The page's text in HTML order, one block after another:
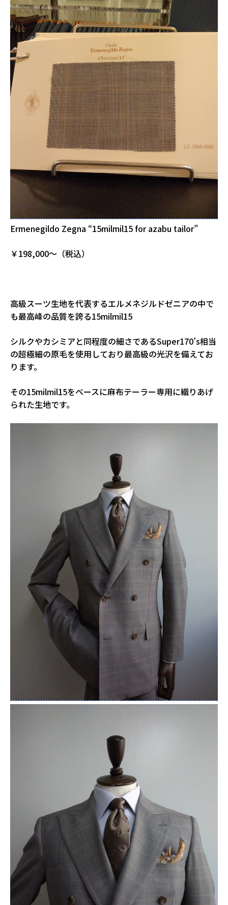
Ermenegildo Zegna “15milmil15 for azabu tailor”
￥198,000～（税込）
高級スーツ生地を代表するエルメネジルドゼニアの中で
も最高峰の品質を誇る15milmil15
シルクやカシミアと同程度の細さであるSuper170’s相当
の超極細の原毛を使用しており最高級の光沢を備えてお
ります。
その15milmil15をベースに麻布テーラー専用に織りあげ
られた生地です。